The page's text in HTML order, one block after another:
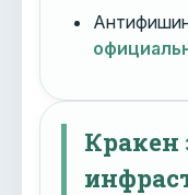
Кракен